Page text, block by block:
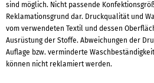
sind möglich. Nicht passende
Reklamationsgrund dar. Druckqualität und
vom verwendeten Textil und dessen
Ausrüstung der Stoffe. Abweichungen der
Auflage bzw. verminderte
können nicht reklamiert werden.